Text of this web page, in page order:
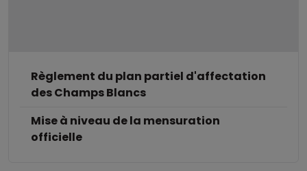
Règlement du plan partiel d'affectation
des Champs Blancs
Mise à niveau de la mensuration
officielle